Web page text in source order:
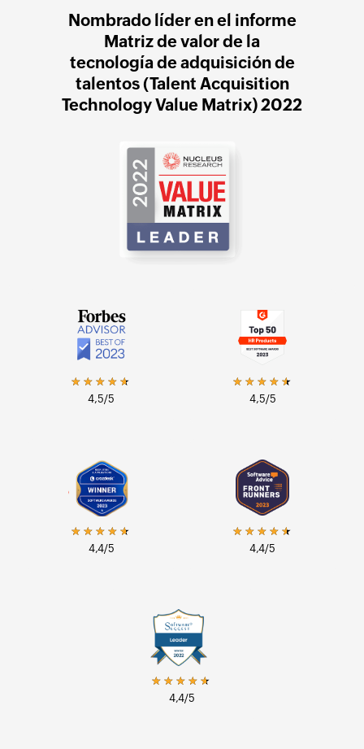
Nombrado líder en el informe
Matriz de valor de la
tecnología de adquisición de
talentos (Talent Acquisition
Technology Value Matrix) 2022
★★★★★
4,5/5
★★★★★
4,5/5
★★★★★
4,4/5
★★★★★
4,4/5
★★★★★
4,4/5